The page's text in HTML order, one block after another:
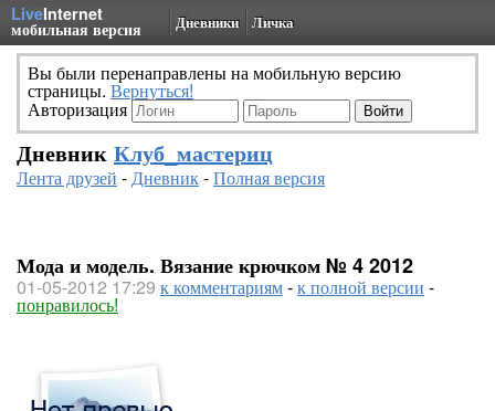
LiveInternet
мобильная версия Дневники Личка
Вы были перенаправлены на мобильную версию
страницы. Вернуться!
Авторизация
Дневник Клуб_мастериц
Лента друзей -Дневник-Полная версия
Мода и модель. Вязание крючком № 4 2012
01-05-2012 17:29 к комментариям-к полной версии -
понравилось!